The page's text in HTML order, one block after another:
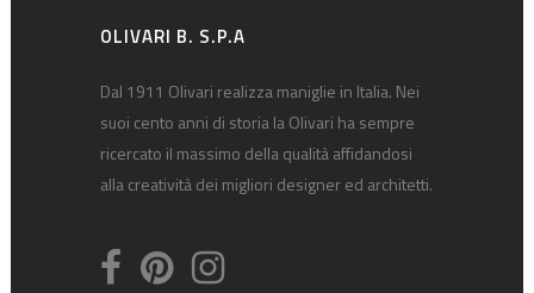
OLIVARI B. S.P.A
Dal 1911 Olivari realizza maniglie in Italia. Nei
suoi cento anni di storia la Olivari ha sempre
ricercato il massimo della qualità affidandosi
alla creatività dei migliori designer ed architetti.